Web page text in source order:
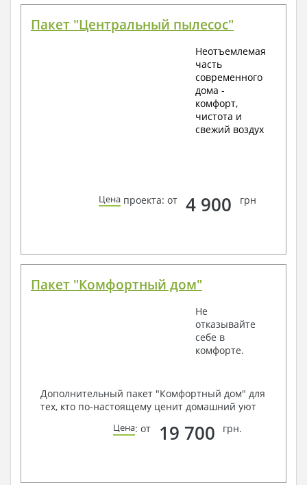
Пакет "Центральный пылесос"
Неотъемлемая
часть
современного
дома -
комфорт,
чистота и
свежий воздух
Цена проекта: от 4 900 грн
Пакет "Комфортный дом"
Не
отказывайте
себе в
комфорте.
Дополнительный пакет "Комфортный дом" для
тех, кто по-настоящему ценит домашний уют
Цена: от 19 700 грн.